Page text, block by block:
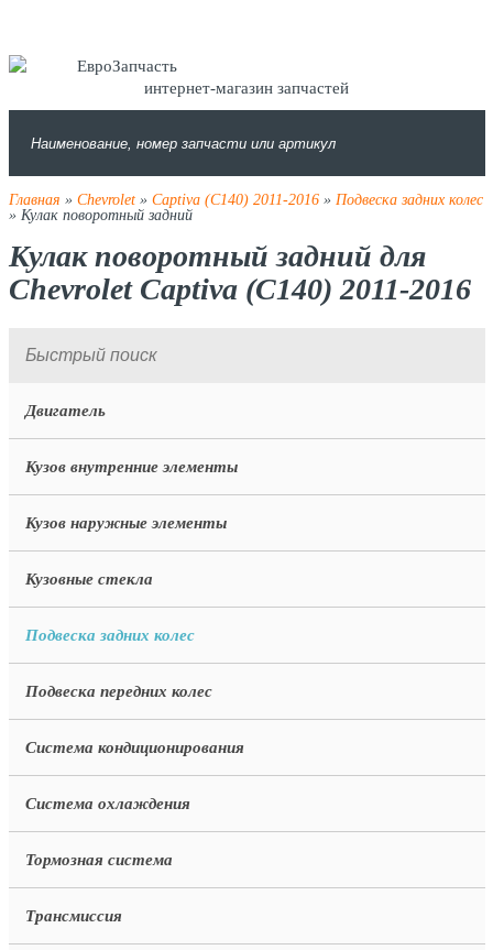
интернет-магазин запчастей
Главная » Chevrolet» Captiva (C140) 2011-2016» Подвеска задних колес
» Кулак поворотный задний
Кулак поворотный задний для
Chevrolet Captiva (C140) 2011-2016
Двигатель
Кузов внутренние элементы
Кузов наружные элементы
Кузовные стекла
Подвеска задних колес
Подвеска передних колес
Система кондиционирования
Система охлаждения
Тормозная система
Трансмиссия